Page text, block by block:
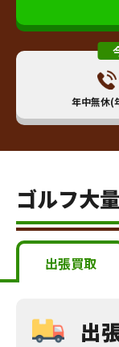
年中無休(
ゴルフ大
出張買取
出